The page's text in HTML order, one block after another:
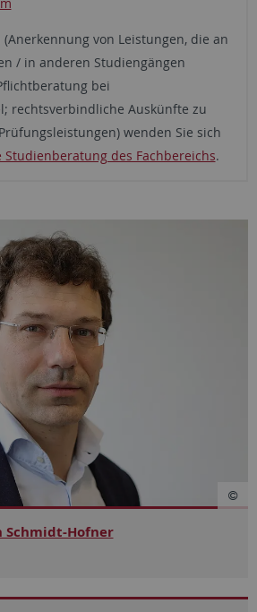
(Anerkennung von Leistungen, die an
/ in anderen Studiengängen
bei
rechtsverbindliche Auskünfte zu
wenden Sie sich
Studienberatung des Fachbereichs.
Schmidt-Hofner